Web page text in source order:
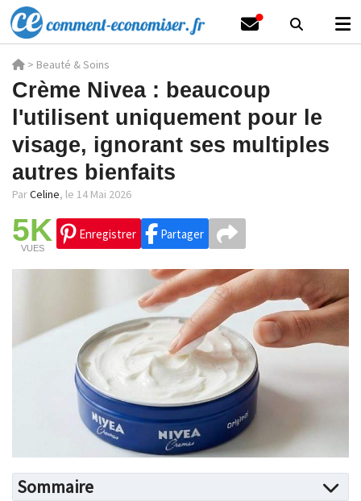
> Beauté & Soins
Crème Nivea : beaucoup
l'utilisent uniquement pour le
visage, ignorant ses multiples
autres bienfaits
ParCeline, le 14 Mai 2026
5K
VUES
Enregistrer Partager
Sommaire